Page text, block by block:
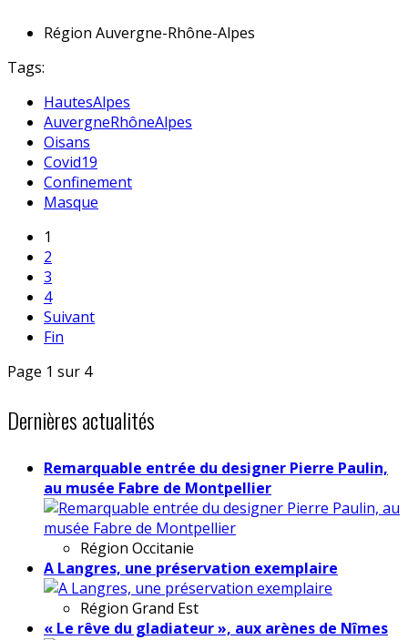
Région Auvergne-Rhône-Alpes
Tags:
HautesAlpes
AuvergneRhôneAlpes
Oisans
Covid19
Confinement
Masque
1
2
3
4
Suivant
Fin
Page 1 sur 4
Dernières actualités
Remarquable entrée du designer Pierre Paulin,
au musée Fabre de Montpellier
Région Occitanie
A Langres, une préservation exemplaire
Région Grand Est
« Le rêve du gladiateur », aux arènes de Nîmes